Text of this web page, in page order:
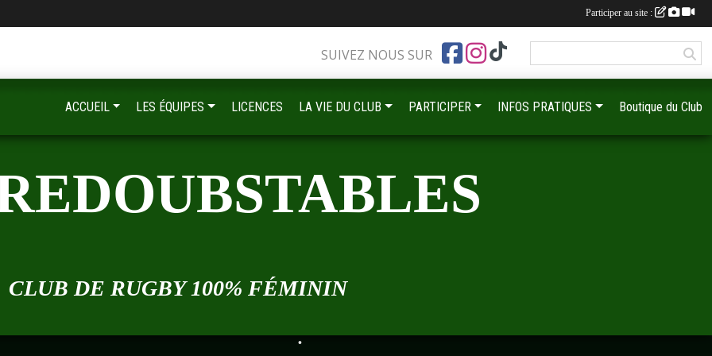
CLUB DE RUGBY 100% FÉMININ
SUIVEZ NOUS SUR
ACCUEIL LES ÉQUIPES LICENCES LA VIE DU CLUB PARTICIPER INFOS PRATIQUES Boutique du Club
Participer au site :
•